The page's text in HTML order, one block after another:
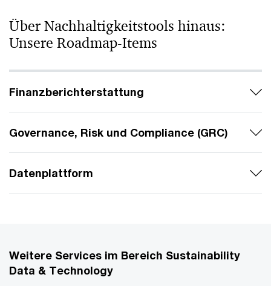
Über Nachhaltigkeitstools hinaus:
Unsere Roadmap-Items
Finanzberichterstattung
Governance, Risk und Compliance (GRC)
Datenplattform
Weitere Services im Bereich Sustainability
Data & Technology